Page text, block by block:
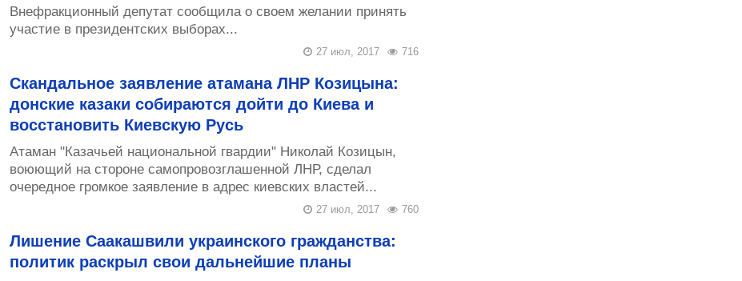
Внефракционный депутат сообщила о своем желании принять
участие в президентских выборах...
716
27 июл, 2017
Скандальное заявление атамана ЛНР Козицына:
донские казаки собираются дойти до Киева и
восстановить Киевскую Русь
​Атаман "Казачьей национальной гвардии" Николай Козицын,
воюющий на стороне самопровозглашенной ЛНР, сделал
очередное громкое заявление в адрес киевских властей...
760
27 июл, 2017
Лишение Саакашвили украинского гражданства:
политик раскрыл свои дальнейшие планы